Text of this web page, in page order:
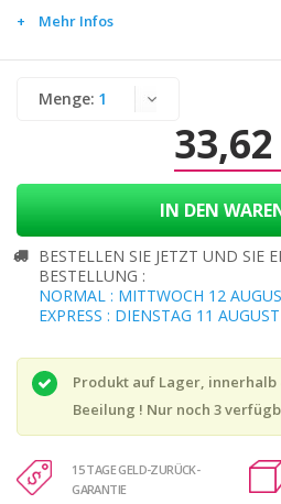
Mehr Infos
Menge:
IN DEN
BESTELLEN SIE JETZT UND SIE
BESTELLUNG :
NORMAL : MITTWOCH 12
EXPRESS : DIENSTAG 11 AUGUST
Produkt auf Lager,
Beeilung ! Nur noch 3
15 TAGE GELD-ZURÜCK-
GARANTIE